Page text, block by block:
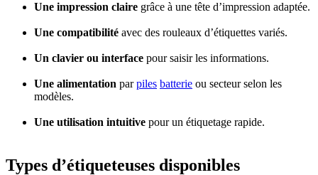
Une impression claire grâce à une tête d’impression adaptée.
Une compatibilité avec des rouleaux d’étiquettes variés.
Un clavier ou interface pour saisir les informations.
Une alimentation parpiles batterie ou secteur selon les
modèles.
Une utilisation intuitive pour un étiquetage rapide.
Types d’étiqueteuses disponibles